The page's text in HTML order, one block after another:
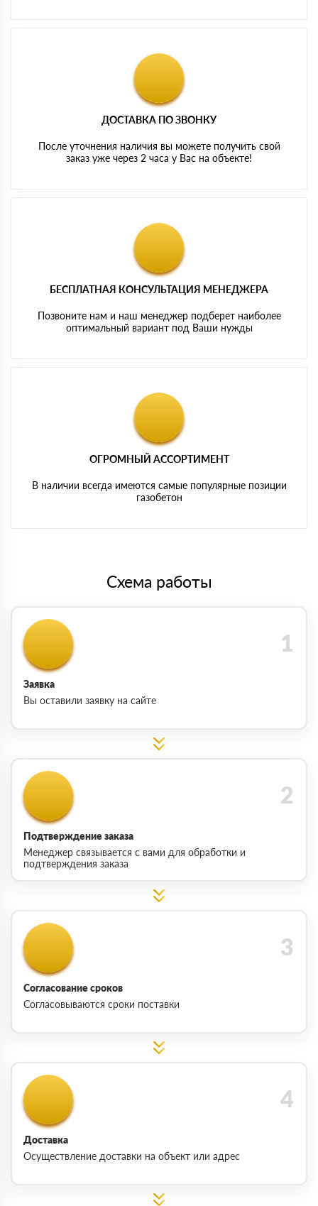
ДОСТАВКА ПО ЗВОНКУ
После уточнения наличия вы можете получить свой
заказ уже через 2 часа у Вас на объекте!
БЕСПЛАТНАЯ КОНСУЛЬТАЦИЯ МЕНЕДЖЕРА
Позвоните нам и наш менеджер подберет наиболее
оптимальный вариант под Ваши нужды
ОГРОМНЫЙ АССОРТИМЕНТ
В наличии всегда имеются самые популярные позиции
газобетон
Схема работы
Заявка
Вы оставили заявку на сайте
Подтверждение заказа
Менеджер связывается с вами для обработки и
подтверждения заказа
Согласование сроков
Согласовываются сроки поставки
Доставка
Осуществление доставки на объект или адрес